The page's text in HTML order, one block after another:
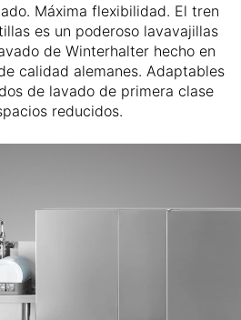
Máxima flexibilidad. El tren
es un poderoso lavavajillas
de Winterhalter hecho en
calidad alemanes. Adaptables
de lavado de primera clase
reducidos.